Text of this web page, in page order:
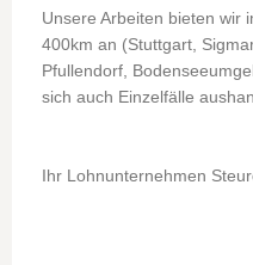
Unsere Arbeiten bieten wir
400km an (Stuttgart,
Pfullendorf,
sich auch Einzelfälle
Ihr Lohnunternehmen